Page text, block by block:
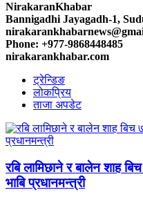
NirakaranKhabar
Bannigadhi Jayagadh-1,
Phone: +977-9868448485
nirakarankhabar.com
ट्रेन्डिङ
लोकप्रिय
ताजा अपडेट
रबि लामिछाने र बालेन शाह
भाबि प्रधानमन्त्री